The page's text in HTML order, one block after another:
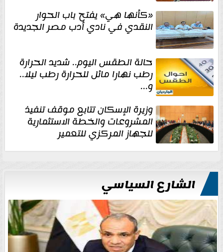
«كأنها هي» يفتح باب الحوار
النقدي في نادي أدب مصر الجديدة
حالة الطقس اليوم.. شديد الحرارة
رطب نهارا مائل للحرارة رطب ليلا..
و...
وزيرة الإسكان تتابع موقف تنفيذ
المشروعات والخطة الاستثمارية
للجهاز المركزي للتعمير
الشارع السياسي